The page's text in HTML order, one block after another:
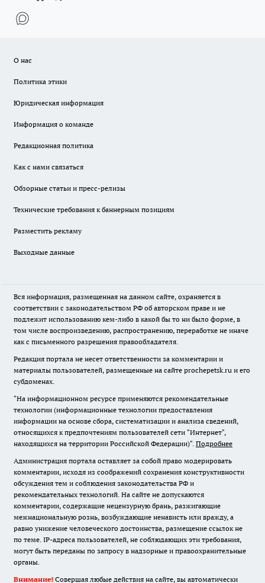
О нас
Политика этики
Юридическая информация
Информация о команде
Редакционная политика
Как с нами связаться
Обзорные статьи и пресс-релизы
Технические требования к баннерным позициям
Разместить рекламу
Выходные данные
Вся информация, размещенная на данном сайте, охраняется в
соответствии с законодательством РФ об авторском праве и не
подлежит использованию кем-либо в какой бы то ни было форме, в
том числе воспроизведению, распространению, переработке не иначе
как с письменного разрешения правообладателя.
Редакция портала не несет ответственности за комментарии и
материалы пользователей, размещенные на сайте prochepetsk.ru и его
субдоменах.
"На информационном ресурсе применяются рекомендательные
технологии (информационные технологии предоставления
информации на основе сбора, систематизации и анализа сведений,
относящихся к предпочтениям пользователей сети "Интернет",
находящихся на территории Российской Федерации)". Подробнее
Администрация портала оставляет за собой право модерировать
комментарии, исходя из соображений сохранения конструктивности
обсуждения тем и соблюдения законодательства РФ и
рекомендательных технологий. На сайте не допускаются
комментарии, содержащие нецензурную брань, разжигающие
межнациональную рознь, возбуждающие ненависть или вражду, а
равно унижение человеческого достоинства, размещение ссылок не
по теме. IP-адреса пользователей, не соблюдающих эти требования,
могут быть переданы по запросу в надзорные и правоохранительные
органы.
Внимание! Совершая любые действия на сайте, вы автоматически